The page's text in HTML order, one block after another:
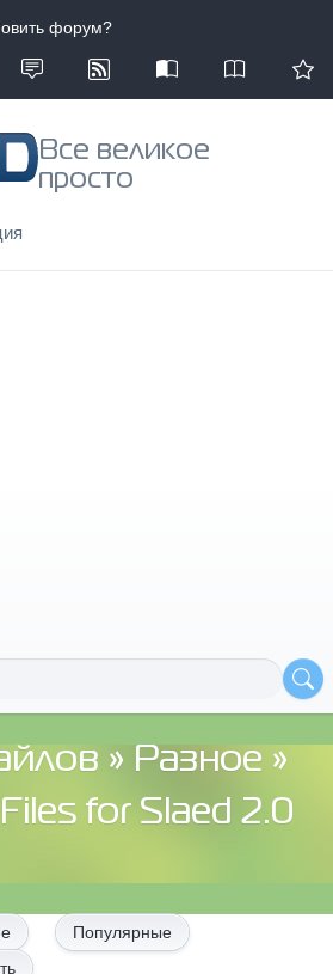
форум?
Все великое
просто
» Разное »
for Slaed 2.0
Популярные